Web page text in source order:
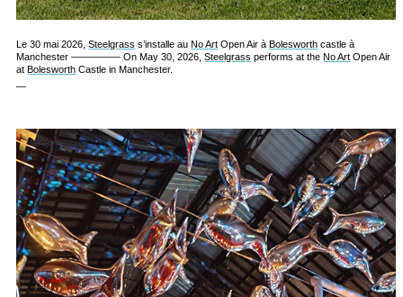
Le 30 mai 2026,Steelgrass s’installe au No Art Open Air à Bolesworth castle à
Manchester ————— On May 30, 2026,Steelgrass performs at the No Art Open Air
at Bolesworth Castle in Manchester.
—